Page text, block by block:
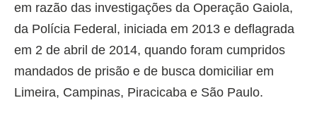
em razão das investigações da Operação Gaiola,
da Polícia Federal, iniciada em 2013 e deflagrada
em 2 de abril de 2014, quando foram cumpridos
mandados de prisão e de busca domiciliar em
Limeira, Campinas, Piracicaba e São Paulo.